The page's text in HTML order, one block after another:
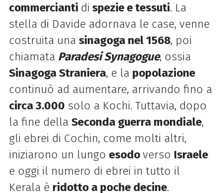
commercianti di spezie e tessuti. La
stella di Davide adornava le case, venne
costruita una sinagoga nel 1568, poi
chiamata Paradesi Synagogue, ossia
Sinagoga Straniera, e la popolazione
continuò ad aumentare, arrivando fino a
circa 3.000 solo a Kochi. Tuttavia, dopo
la fine della Seconda guerra mondiale,
gli ebrei di Cochin, come molti altri,
iniziarono un lungo esodoverso Israele
e oggi il numero di ebrei in tutto il
Kerala è ridotto a poche decine.